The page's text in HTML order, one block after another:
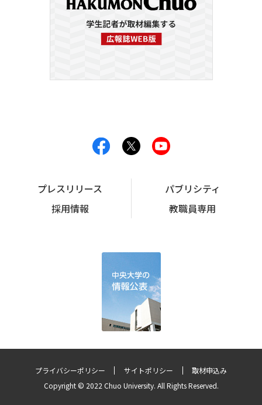
プレスリリース
パブリシティ
採用情報
教職員専用
プライバシーポリシー サイトポリシー
取材申込み
Copyright © 2022 Chuo University. All Rights Reserved.